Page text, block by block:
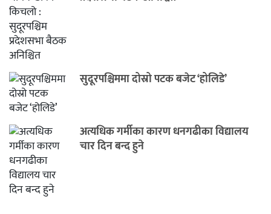
सुदूरपश्चिममा दोस्रो पटक बजेट ‘होलिडे’
अत्यधिक गर्मीका कारण धनगढीका विद्यालय
चार दिन बन्द हुने